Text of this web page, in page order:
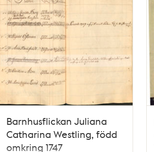
Barnhusflickan Juliana
Catharina Westling, född
omkring 1747